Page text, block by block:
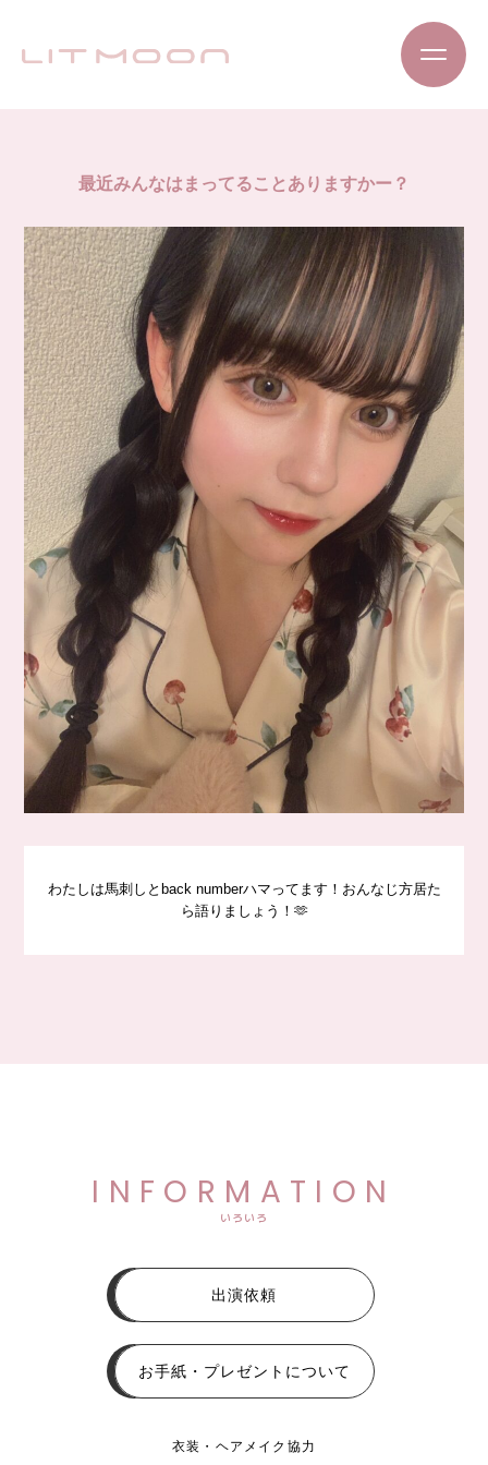
最近みんなはまってることありますかー？
わたしは馬刺しとback numberハマってます！おんなじ方居た
ら語りましょう！🫶
INFORMATION
いろいろ
出演依頼
お手紙・プレゼントについて
衣装・ヘアメイク協力